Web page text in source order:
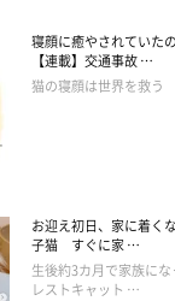
寝顔に癒やされていた
【連載】交通事故 …
猫の寝顔は世界を救う
お迎え初日、家に着く
子猫 すぐに家 …
生後約3カ月で家族に
レストキャット …